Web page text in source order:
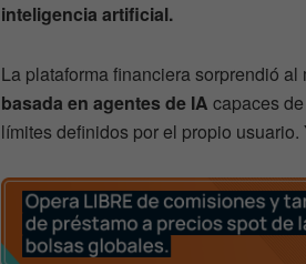
inteligencia artificial.
La plataforma financiera sorprendió
basada en agentes de IA capaces
límites definidos por el propio